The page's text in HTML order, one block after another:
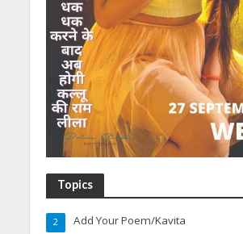
Topics
Add Your Poem/Kavita
2